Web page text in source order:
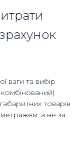
ваги та вибір
товарів
а не за